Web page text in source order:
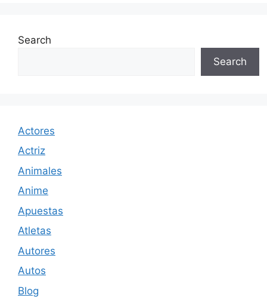
Search
Search
Actores
Actriz
Animales
Anime
Apuestas
Atletas
Autores
Autos
Blog